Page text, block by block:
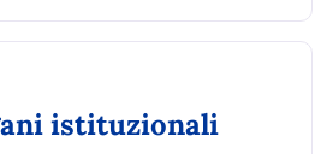
istituzionali